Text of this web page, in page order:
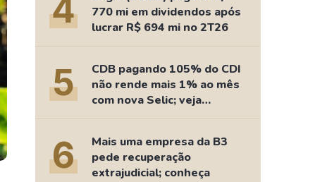
4
770 mi em dividendos após
lucrar R$ 694 mi no 2T26
5
CDB pagando 105% do CDI
não rende mais 1% ao mês
com nova Selic; veja
retorno
6
Mais uma empresa da B3
pede recuperação
extrajudicial; conheça